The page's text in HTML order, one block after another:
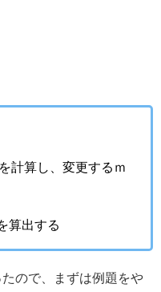
計算し、変更するｍ
算出する
ので、まずは例題をや